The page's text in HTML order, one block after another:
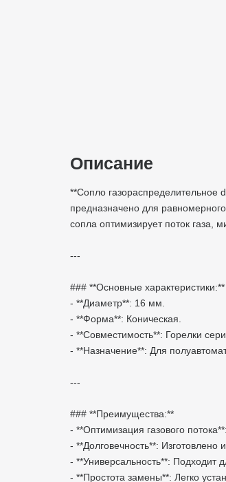
Описание
**Сопло газораспределительное
предназначено для
сопла оптимизирует поток газа,
---
### **Основные характеристики:**
- **Диаметр**: 16 мм.
- **Форма**: Коническая.
- **Совместимость**: Горелки
- **Назначение**: Для
---
### **Преимущества:**
- **Оптимизация газового
- **Долговечность**:
- **Универсальность**: Подходит
- **Простота замены**: Легко